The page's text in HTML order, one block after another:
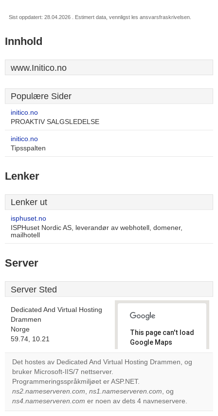
Sist oppdatert: 28.04.2026 . Estimert data, vennligst les ansvarsfraskrivelsen.
Innhold
www.Initico.no
Populære Sider
initico.no
PROAKTIV SALGSLEDELSE
initico.no
Tipsspalten
Lenker
Lenker ut
isphuset.no
ISPHuset Nordic AS, leverandør av webhotell, domener,
mailhotell
Server
Server Sted
Dedicated And Virtual Hosting
Drammen
Norge
59.74, 10.21
This page can't load
Google Maps
correctly.
own this
website?
Det hostes av Dedicated And Virtual Hosting Drammen, og
bruker Microsoft-IIS/7 nettserver.
Programmeringsspråkmiljøet er ASP.NET.
ns2.nameserveren.com, ns1.nameserveren.com, og
ns4.nameserveren.com er noen av dets 4 navneservere.